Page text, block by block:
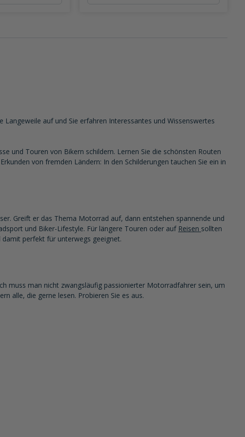
auf und Sie erfahren Interessantes und Wissenswertes
und Touren von Bikern schildern. Lernen Sie die schönsten Routen
von fremden Ländern: In den Schilderungen tauchen Sie ein in
Greift er das Thema Motorrad auf, dann entstehen spannende und
und Biker-Lifestyle. Für längere Touren oder auf Reisen sollten
damit perfekt für unterwegs geeignet.
muss man nicht zwangsläufig passionierter Motorradfahrer sein, um
alle, die gerne lesen. Probieren Sie es aus.